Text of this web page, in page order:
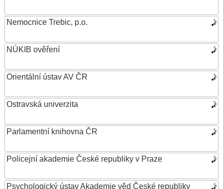
Nemocnice Trebic, p.o.
NÚKIB ověření
Orientální ústav AV ČR
Ostravská univerzita
Parlamentní knihovna ČR
Policejní akademie České republiky v Praze
Psychologický ústav Akademie věd České republiky